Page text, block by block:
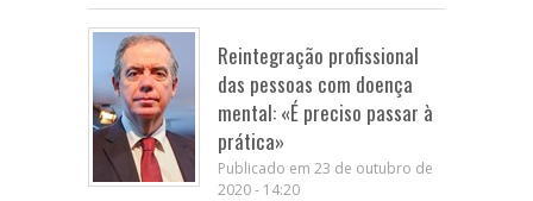
Reintegração profissional
das pessoas com doença
mental: «É preciso passar à
prática»
Publicado em 23 de outubro de
2020 - 14:20